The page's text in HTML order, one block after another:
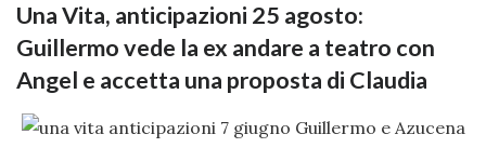
Una Vita, anticipazioni 25 agosto:
Guillermo vede la ex andare a teatro con
Angel e accetta una proposta di Claudia